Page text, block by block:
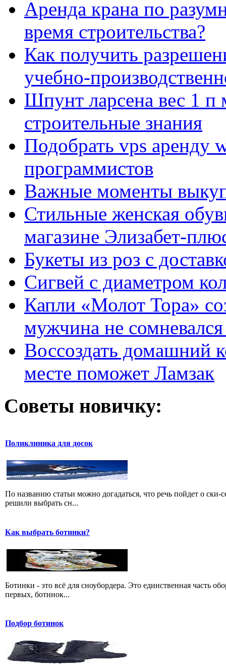
Аренда крана по
время строительства?
Как получить
учебно-
Шпунт ларсена вес 1 п
строительные знания
Подобрать vps аренду
программистов
Важные моменты
Стильные женская
магазине Элизабет-
Букеты из роз с
Сигвей с диаметром
Капли «Молот Тора»
мужчина не
Воссоздать домашний
месте поможет Ламзак
Советы новичку:
Поликлиника для досок
По названию статьи можно догадаться, что речь пойдет о
решили выбрать сн...
Как выбрать ботинки?
Ботинки - это всё для сноубордера. Это единственная часть
первых, ботинок...
Подбор ботинок